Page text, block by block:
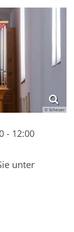
© Scheuer
- 12:00
unter